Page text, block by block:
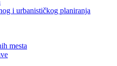
i urbanističkog planiranja
mesta